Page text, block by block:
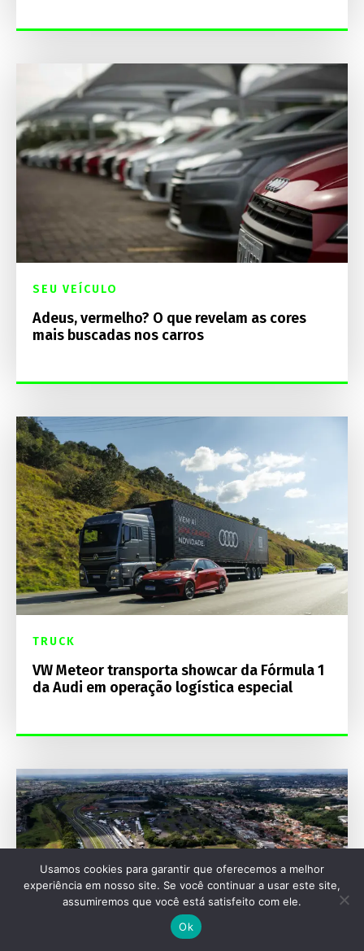
SEU VEÍCULO
Adeus, vermelho? O que revelam as cores
mais buscadas nos carros
TRUCK
VW Meteor transporta showcar da Fórmula 1
da Audi em operação logística especial
Usamos cookies para garantir que oferecemos a melhor
experiência em nosso site. Se você continuar a usar este site,
assumiremos que você está satisfeito com ele.
Ok